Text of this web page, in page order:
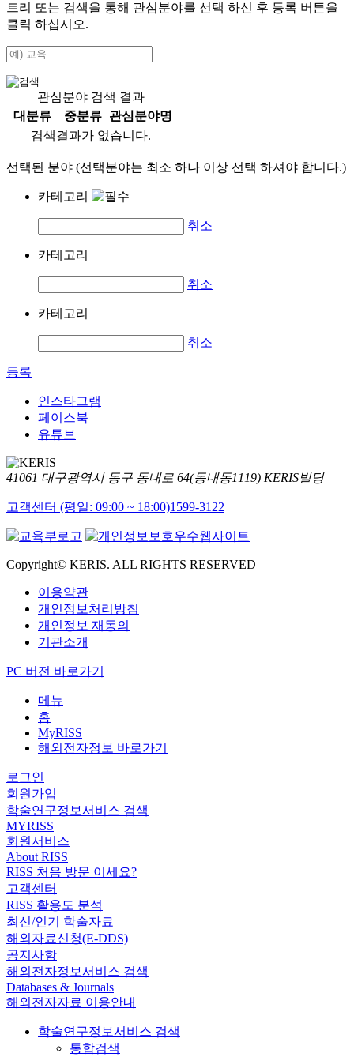
트리 또는 검색을 통해 관심분야를 선택 하신 후 등록 버튼을
클릭 하십시오.
관심분야 검색 결과
대분류
중분류
관심분야명
검색결과가 없습니다.
선택된 분야 (선택분야는 최소 하나 이상 선택 하셔야 합니다.)
카테고리
취소
카테고리
취소
카테고리
취소
등록
인스타그램
페이스북
유튜브
41061 대구광역시 동구 동내로 64(동내동1119) KERIS빌딩
고객센터 (평일: 09:00 ~ 18:00)1599-3122
Copyright© KERIS. ALL RIGHTS RESERVED
이용약관
개인정보처리방침
개인정보 재동의
기관소개
PC 버전 바로가기
메뉴
홈
MyRISS
해외전자정보 바로가기
로그인
회원가입
학술연구정보서비스 검색
MYRISS
회원서비스
About RISS
RISS 처음 방문 이세요?
고객센터
RISS 활용도 분석
최신/인기 학술자료
해외자료신청(E-DDS)
공지사항
해외전자정보서비스 검색
Databases & Journals
해외전자자료 이용안내
학술연구정보서비스 검색
통합검색